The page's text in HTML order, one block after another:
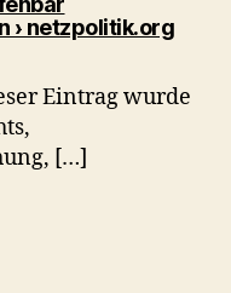
› netzpolitik.orgsagt:
Eintrag wurde
[…]